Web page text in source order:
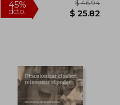
45%
dcto.